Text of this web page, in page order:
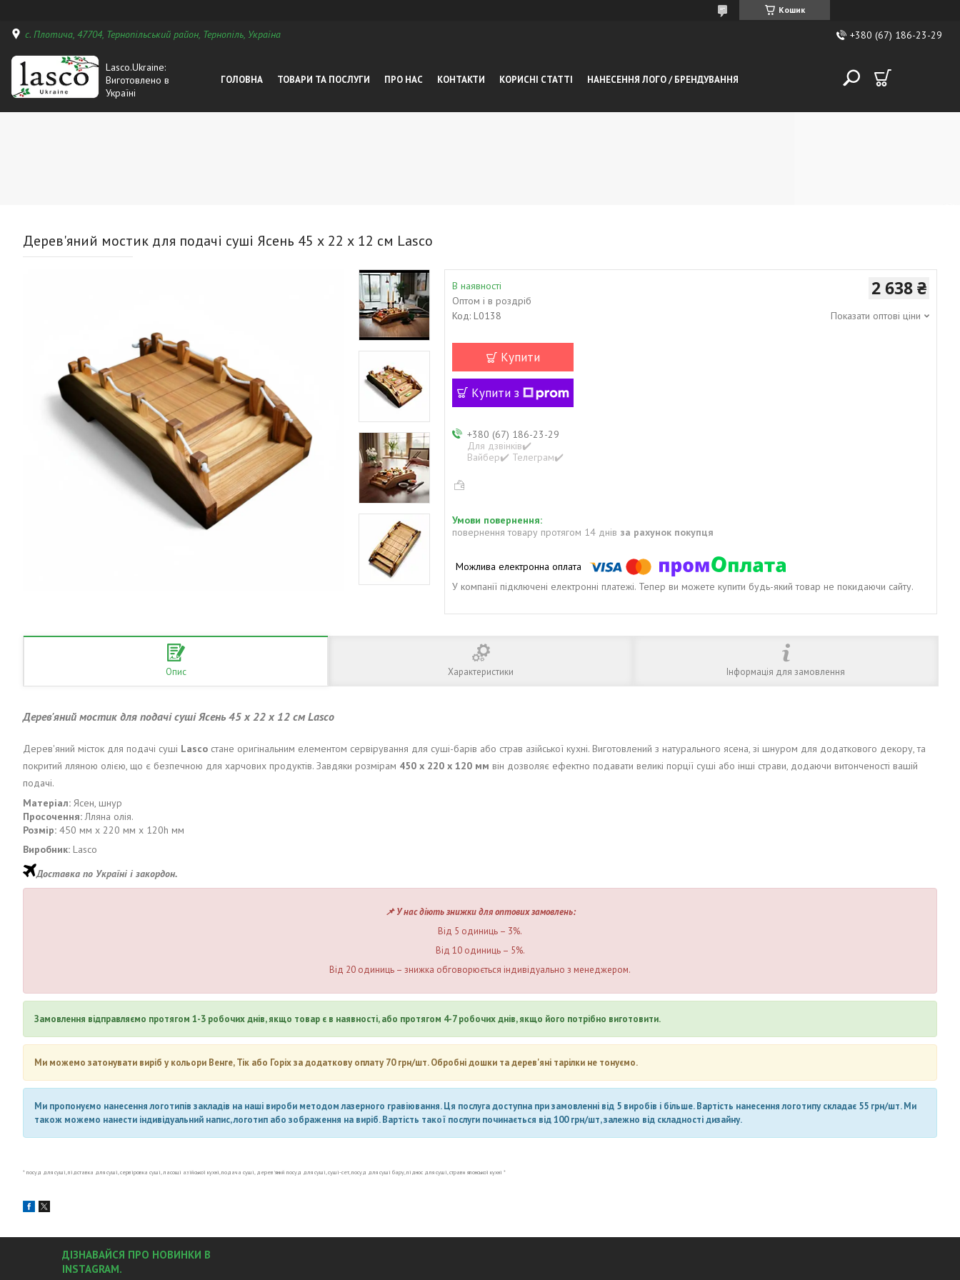
Кошик
с. Плотича, 47704, Тернопільський район, Тернопіль, Україна +380 (67) 186-23-29
Lasco.Ukraine:
Виготовлено в
Україні
ГОЛОВНА ТОВАРИ ТА ПОСЛУГИ ПРО НАС КОНТАКТИ КОРИСНІ СТАТТІ НАНЕСЕННЯ ЛОГО / БРЕНДУВАННЯ
Дерев'яний мостик для подачі суші Ясень 45 х 22 х 12 см Lasco
В наявності
Оптом і в роздріб
Код: L0138
2 638 ₴
Показати оптові ціни
Купити
Купити з
+380 (67) 186-23-29
Для дзвінків✔️
Вайбер✔️ Телеграм✔️
повернення товару протягом 14 днів за рахунок покупця
У компанії підключені електронні платежі. Тепер ви можете купити будь-який товар не покидаючи сайту.
Опис Характеристики Інформація для замовлення
Дерев'яний мостик для подачі суші Ясень 45 х 22 х 12 см Lasco
Дерев'яний місток для подачі суші Lasco стане оригінальним елементом сервірування для суші-барів або страв азійської кухні. Виготовлений з натурального ясена, зі шнуром для додаткового декору, та
покритий лляною олією, що є безпечною для харчових продуктів. Завдяки розмірам 450 х 220 х 120 мм він дозволяє ефектно подавати великі порції суші або інші страви, додаючи витонченості вашій
подачі.
Матеріал: Ясен, шнур
Просочення:Лляна олія.
Розмір: 450 мм х 220 мм х 120h мм
Виробник: Lasco
Доставка по Україні і закордон.
📌 У нас діють знижки для оптових замовлень:
Від 5 одиниць – 3%.
Від 10 одиниць – 5%.
Від 20 одиниць – знижка обговорюється індивідуально з менеджером.
Замовлення відправляємо протягом 1-3 робочих днів, якщо товар є в наявності, або протягом 4-7 робочих днів, якщо його потрібно виготовити.
Ми можемо затонувати виріб у кольори Венге, Тік або Горіх за додаткову оплату 70 грн/шт. Обробні дошки та дерев'яні тарілки не тонуємо.
Ми пропонуємо нанесення логотипів закладів на наші вироби методом лазерного гравіювання. Ця послуга доступна при замовленні від 5 виробів і більше. Вартість нанесення логотипу складає 55 грн/шт. Ми
також можемо нанести індивідуальний напис, логотип або зображення на виріб. Вартість такої послуги починається від 100 грн/шт, залежно від складності дизайну.
* посуд для суші, підставка для суші, сервіровка суші, ласощі азійської кухні, подача суші, дерев'яний посуд для суші, суші-сет, посуд для суші бару, піднос для суші, страви японської кухні *
ДІЗНАВАЙСЯ ПРО НОВИНКИ В
INSTAGRAM.